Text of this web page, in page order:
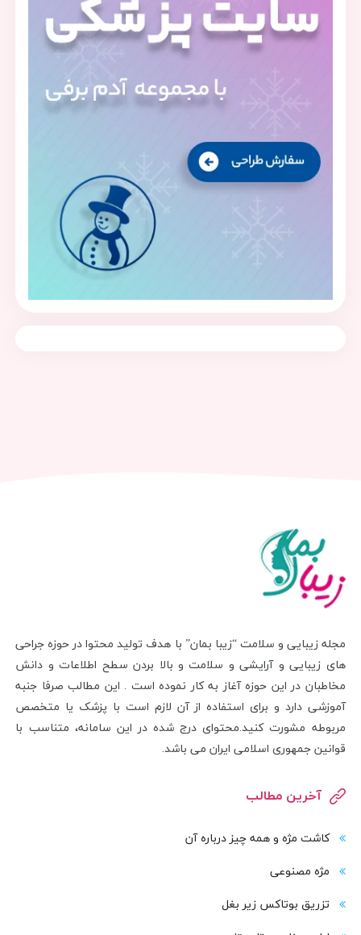
مجله زیبایی و سلامت “زیبا بمان” با هدف تولید محتوا در حوزه جراحی
های زیبایی و آرایشی و سلامت و بالا بردن سطح اطلاعات و دانش
مخاطبان در این حوزه آغاز به کار نموده است . این مطالب صرفا جنبه
آموزشی دارد و برای استفاده از آن لازم است با پزشک یا متخصص
مربوطه مشورت کنید.محتوای درج شده در این سامانه، متناسب با
قوانین جمهوری اسلامی ایران می باشد.
آخرین مطالب
کاشت مژه و همه چیز درباره آن
مژه مصنوعی
تزریق بوتاکس زیر بغل